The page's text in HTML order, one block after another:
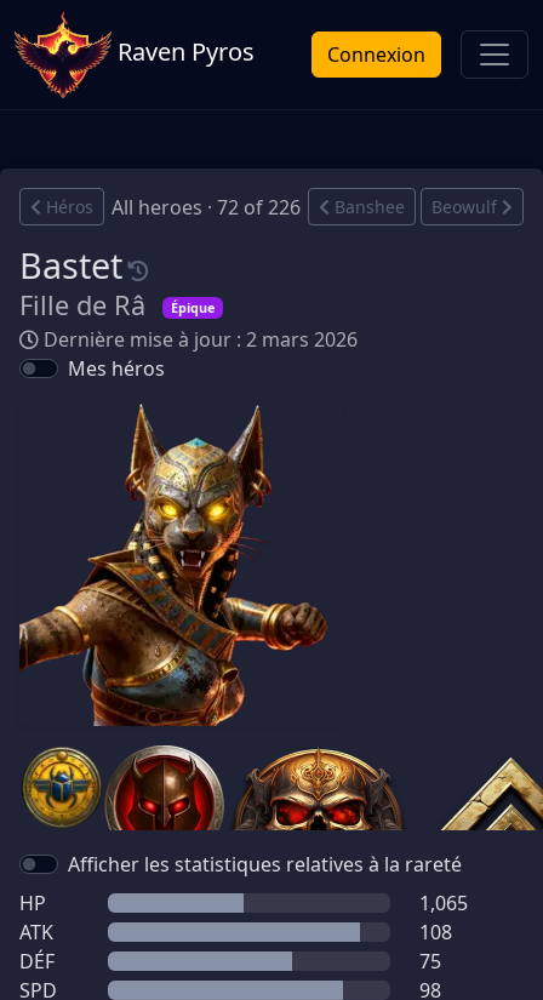
Raven Pyros Connexion
Héros All heroes · 72 of 226 Banshee Beowulf
Bastet
Fille de Râ Épique
Dernière mise à jour : 2 mars 2026
Mes héros
Afficher les statistiques relatives à la rareté
HP
1,065
ATK
108
DÉF
75
SPD
98